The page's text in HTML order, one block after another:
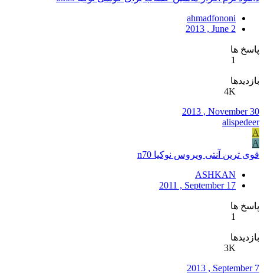
ahmadfononi
2013 , June 2
پاسخ ها
1
بازدیدها
4K
2013 , November 30
alispedeer
A
A
قوی ترین آنتی ویروس نوکیا n70
ASHKAN
2011 , September 17
پاسخ ها
1
بازدیدها
3K
2013 , September 7